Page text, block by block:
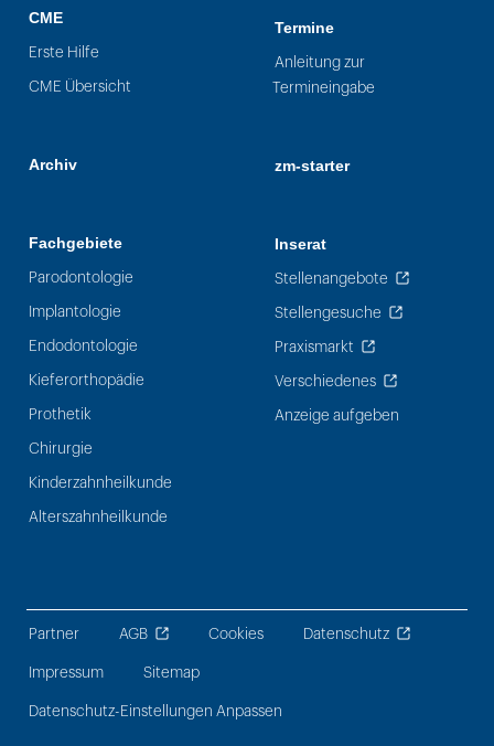
CME
Erste Hilfe
CME Übersicht
Archiv
Fachgebiete
Parodontologie
Implantologie
Endodontologie
Kieferorthopädie
Prothetik
Chirurgie
Kinderzahnheilkunde
Alterszahnheilkunde
Termine
Anleitung zur
Termineingabe
zm-starter
Inserat
Stellenangebote
Stellengesuche
Praxismarkt
Verschiedenes
Anzeige aufgeben
Partner AGB Cookies Datenschutz
Impressum Sitemap
Datenschutz-Einstellungen Anpassen